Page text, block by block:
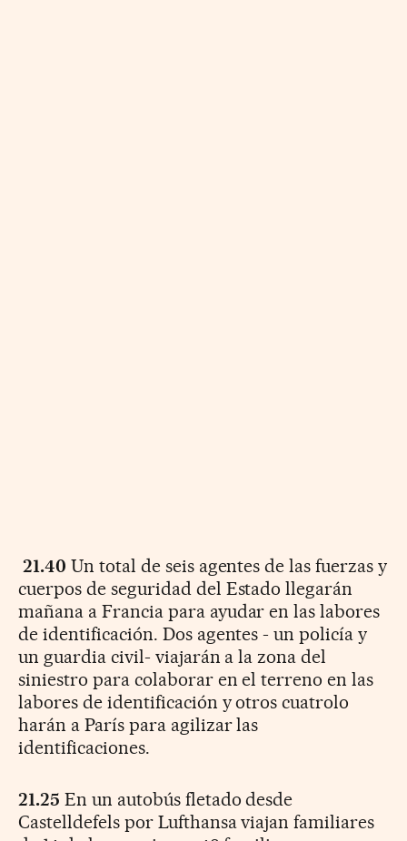
21.40 Un total de seis agentes de las fuerzas y
cuerpos de seguridad del Estado llegarán
mañana a Francia para ayudar en las labores
de identificación. Dos agentes - un policía y
un guardia civil- viajarán a la zona del
siniestro para colaborar en el terreno en las
labores de identificación y otros cuatrolo
harán a París para agilizar las
identificaciones.
21.25 En un autobús fletado desde
Castelldefels por Lufthansa viajan familiares